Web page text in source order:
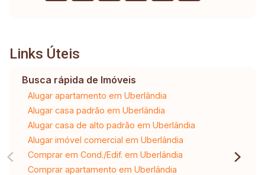
Links Úteis
Busca rápida de Imóveis
Alugar apartamento em Uberlândia
Alugar casa padrão em Uberlândia
Alugar casa de alto padrão em Uberlândia
Alugar imóvel comercial em Uberlândia
Comprar em Cond./Edif. em Uberlândia
Comprar apartamento em Uberlândia